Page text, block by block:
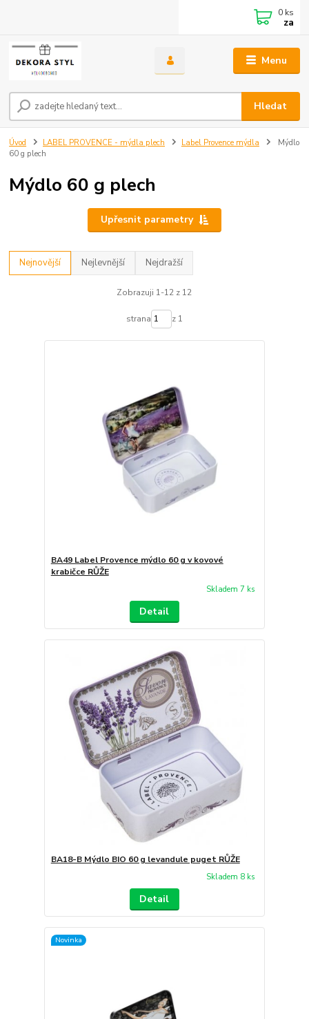
Menu
Hledat
0 ks
za
Úvod LABEL PROVENCE - mýdla plech Label Provence mýdla
Mýdlo
60 g plech
Mýdlo 60 g plech
Upřesnit parametry
Nejnovější Nejlevnější Nejdražší
Zobrazuji 1-12 z 12
strana z 1
BA49 Label Provence mýdlo 60 g v kovové
krabičce RŮŽE
Skladem 7 ks
Detail
BA18-B Mýdlo BIO 60 g levandule puget RŮŽE
Skladem 8 ks
Detail
Novinka